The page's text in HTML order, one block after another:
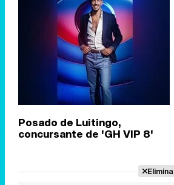
Posado de Luitingo,
concursante de 'GH VIP 8'